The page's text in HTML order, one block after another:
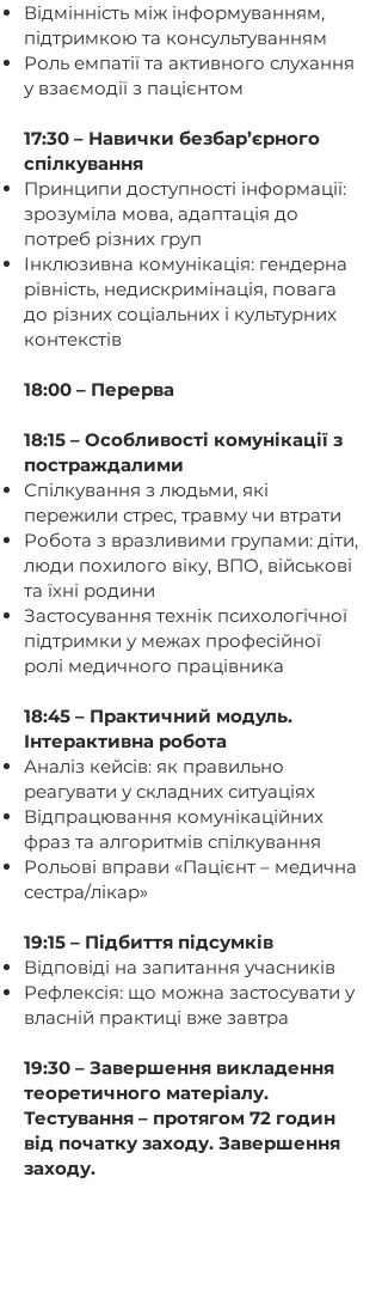
Відмінність між інформуванням,
підтримкою та консультуванням
Роль емпатії та активного слухання
у взаємодії з пацієнтом
17:30 – Навички безбар’єрного
спілкування
Принципи доступності інформації:
зрозуміла мова, адаптація до
потреб різних груп
Інклюзивна комунікація: гендерна
рівність, недискримінація, повага
до різних соціальних і культурних
контекстів
18:00 – Перерва
18:15 – Особливості комунікації з
постраждалими
Спілкування з людьми, які
пережили стрес, травму чи втрати
Робота з вразливими групами: діти,
люди похилого віку, ВПО, військові
та їхні родини
Застосування технік психологічної
підтримки у межах професійної
ролі медичного працівника
18:45 – Практичний модуль.
Інтерактивна робота
Аналіз кейсів: як правильно
реагувати у складних ситуаціях
Відпрацювання комунікаційних
фраз та алгоритмів спілкування
Рольові вправи «Пацієнт – медична
сестра/лікар»
19:15 – Підбиття підсумків
Відповіді на запитання учасників
Рефлексія: що можна застосувати у
власній практиці вже завтра
19:30 – Завершення викладення
теоретичного матеріалу.
Тестування – протягом 72 годин
від початку заходу. Завершення
заходу.